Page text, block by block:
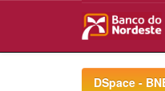
DSpace -